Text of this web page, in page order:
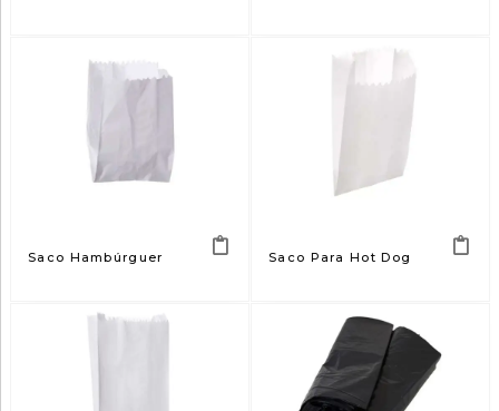
Saco Hambúrguer Saco Para Hot Dog